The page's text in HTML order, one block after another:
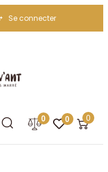
Se connecter
0 0 0